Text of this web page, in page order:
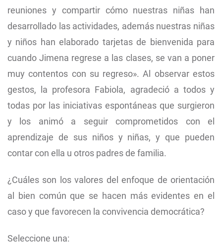
reuniones y compartir cómo nuestras niñas han
desarrollado las actividades, además nuestras niñas
y niños han elaborado tarjetas de bienvenida para
cuando Jimena regrese a las clases, se van a poner
muy contentos con su regreso». Al observar estos
gestos, la profesora Fabiola, agradeció a todos y
todas por las iniciativas espontáneas que surgieron
y los animó a seguir comprometidos con el
aprendizaje de sus niños y niñas, y que pueden
contar con ella u otros padres de familia.
¿Cuáles son los valores del enfoque de orientación
al bien común que se hacen más evidentes en el
caso y que favorecen la convivencia democrática?
Seleccione una: